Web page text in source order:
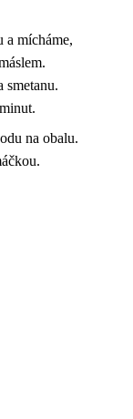
a mícháme,
smetanu.
na obalu.